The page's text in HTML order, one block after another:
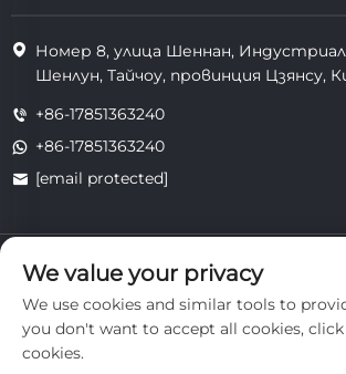
Номер 8, улица Шеннан,
Шенлун, Тайчоу, провинция Цзянсу,
+86-17851363240
+86-17851363240
[email protected]
Всички права запазени. Copyright © 2025
Heat Resistant Technology Co.,
поверителност
We value your privacy
We use cookies and similar tools to
you don't want to accept all cookies, click
cookies.